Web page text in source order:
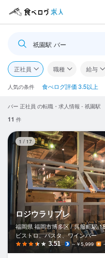
食べログ求人TOP
求人検索
閲覧履歴
気になる求人
検索履歴・保存した条件
応募履歴
WEB履歴書
祇園駅 バー
正社員 職種 給与
人気の条件 食べログ評価 3.5以上
バー 正社員 の転職・求人情報 - 祇園駅
11 件
1 / 17
ロジウラリブレ
福岡県 福岡市博多区 / 呉服町駅
ビストロ、パスタ、ワインバー
3.51 ～￥5,999